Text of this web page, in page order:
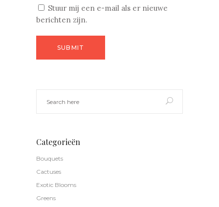
Stuur mij een e-mail als er nieuwe
berichten zijn.
Categorieën
Bouquets
Cactuses
Exotic Blooms
Greens